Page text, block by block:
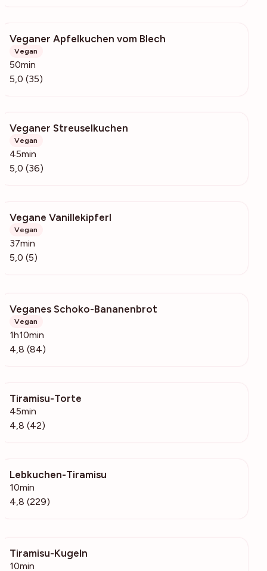
Veganer Apfelkuchen vom Blech
Vegan
50min
5,0 (35)
Veganer Streuselkuchen
Vegan
45min
5,0 (36)
Vegane Vanillekipferl
Vegan
37min
5,0 (5)
Veganes Schoko-Bananenbrot
Vegan
1h10min
4,8 (84)
Tiramisu-Torte
45min
4,8 (42)
Lebkuchen-Tiramisu
10min
4,8 (229)
Tiramisu-Kugeln
10min